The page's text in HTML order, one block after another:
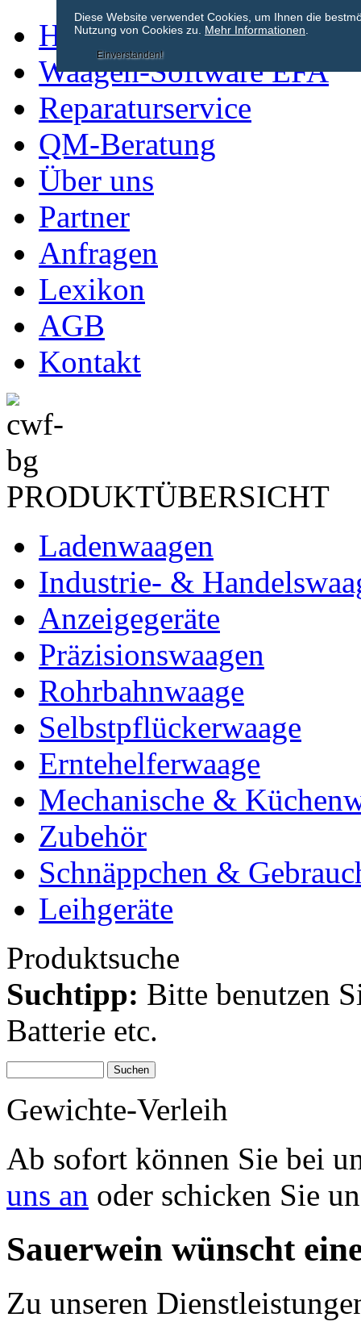
Home
Waagen-Software EFA
Reparaturservice
QM-Beratung
Über uns
Partner
Anfragen
Lexikon
AGB
Kontakt
PRODUKTÜBERSICHT
Ladenwaagen
Industrie- &
Anzeigegeräte
Präzisionswaagen
Rohrbahnwaage
Selbstpflückerwaage
Erntehelferwaage
Mechanische &
Zubehör
Schnäppchen &
Leihgeräte
Produktsuche
Suchtipp: Bitte benutzen
Batterie etc.
Gewichte-Verleih
Ab sofort können Sie bei
uns an oder schicken Sie
Sauerwein wünscht
Zu unseren
Diese Website verwendet Cookies, um Ihnen die
Nutzung von Cookies zu. Mehr Informationen
Einverstanden!